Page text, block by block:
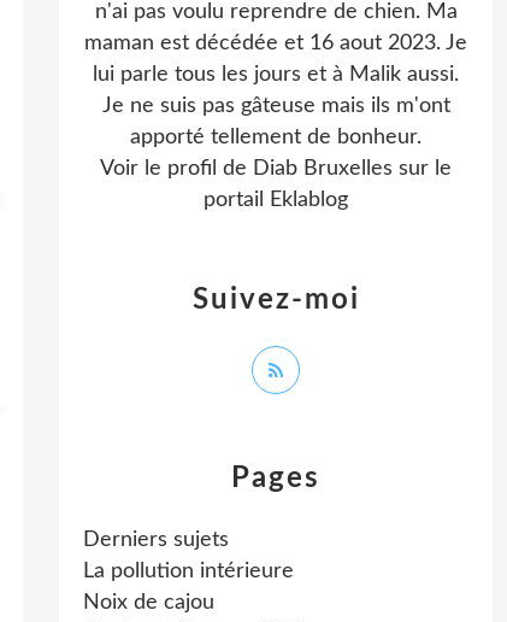
Pages
Derniers sujets
La pollution intérieure
Noix de cajou
Suivez-moi
n'ai pas voulu reprendre de chien. Ma
maman est décédée et 16 aout 2023. Je
lui parle tous les jours et à Malik aussi.
Je ne suis pas gâteuse mais ils m'ont
apporté tellement de bonheur.
Voir le profil de Diab Bruxelles sur le
portail Eklablog